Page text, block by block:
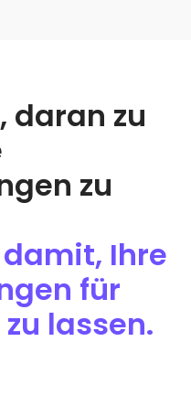
daran zu
zu
Ihre
für
lassen.